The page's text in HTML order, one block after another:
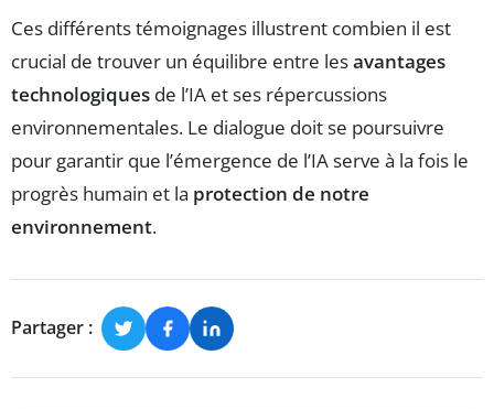
Ces différents témoignages illustrent combien il est
crucial de trouver un équilibre entre lesavantages
technologiques de l’IA et ses répercussions
environnementales. Le dialogue doit se poursuivre
pour garantir que l’émergence de l’IA serve à la fois le
progrès humain et la protection de notre
environnement.
Partager :